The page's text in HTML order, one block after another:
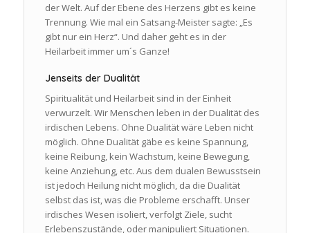
der Welt. Auf der Ebene des Herzens gibt es keine
Trennung. Wie mal ein Satsang-Meister sagte: „Es
gibt nur ein Herz“. Und daher geht es in der
Heilarbeit immer um´s Ganze!
Jenseits der Dualität
Spiritualität und Heilarbeit sind in der Einheit
verwurzelt. Wir Menschen leben in der Dualität des
irdischen Lebens. Ohne Dualität wäre Leben nicht
möglich. Ohne Dualität gäbe es keine Spannung,
keine Reibung, kein Wachstum, keine Bewegung,
keine Anziehung, etc. Aus dem dualen Bewusstsein
ist jedoch Heilung nicht möglich, da die Dualität
selbst das ist, was die Probleme erschafft. Unser
irdisches Wesen isoliert, verfolgt Ziele, sucht
Erlebenszustände, oder manipuliert Situationen.